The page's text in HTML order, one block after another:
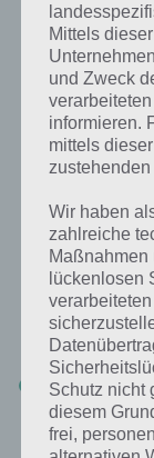
Schritt 1:
Sims Mobile
Im Verlauf von Die
Beginn hast du
Marktplatz wirst
Bei allen kannst
annehmen.
Sorge dafür, dass
möchtest, gerade
Wechsle nun zum
WICHTIG:
du den Job
tippe sein Bild
Mittels
und Zweck
informieren.
mittels
Wir haben
zahlreiche
Maßnahmen
lückenlosen
Schutz nicht
diesem
frei,